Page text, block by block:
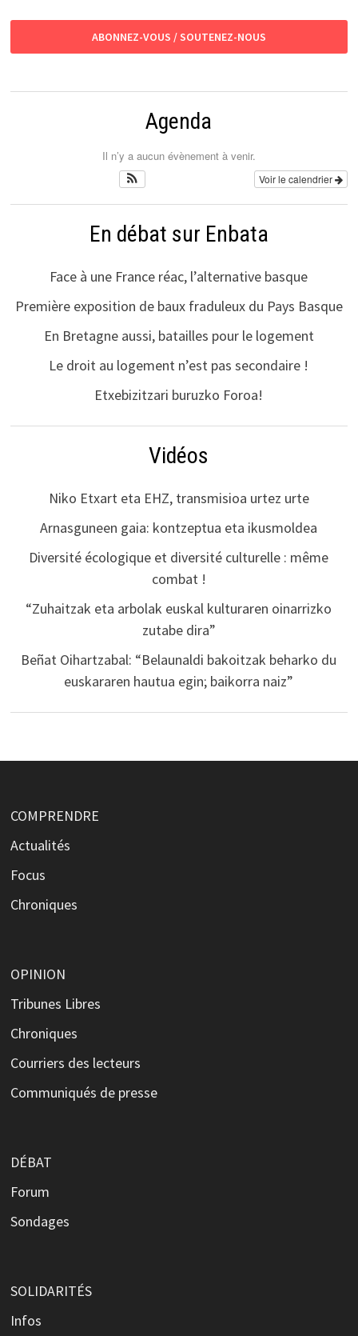
ABONNEZ-VOUS / SOUTENEZ-NOUS
Agenda
Il n’y a aucun évènement à venir.
Voir le calendrier
En débat sur Enbata
Face à une France réac, l’alternative basque
Première exposition de baux fraduleux du Pays Basque
En Bretagne aussi, batailles pour le logement
Le droit au logement n’est pas secondaire !
Etxebizitzari buruzko Foroa!
Vidéos
Niko Etxart eta EHZ, transmisioa urtez urte
Arnasguneen gaia: kontzeptua eta ikusmoldea
Diversité écologique et diversité culturelle : même
combat !
“Zuhaitzak eta arbolak euskal kulturaren oinarrizko
zutabe dira”
Beñat Oihartzabal: “Belaunaldi bakoitzak beharko du
euskararen hautua egin; baikorra naiz”
COMPRENDRE
Actualités
Focus
Chroniques
OPINION
Tribunes Libres
Chroniques
Courriers des lecteurs
Communiqués de presse
DÉBAT
Forum
Sondages
SOLIDARITÉS
Infos